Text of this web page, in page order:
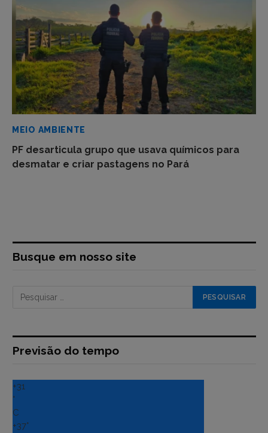
MEIO AMBIENTE
PF desarticula grupo que usava químicos para
desmatar e criar pastagens no Pará
Busque em nosso site
Previsão do tempo
+31
°
C
+37°